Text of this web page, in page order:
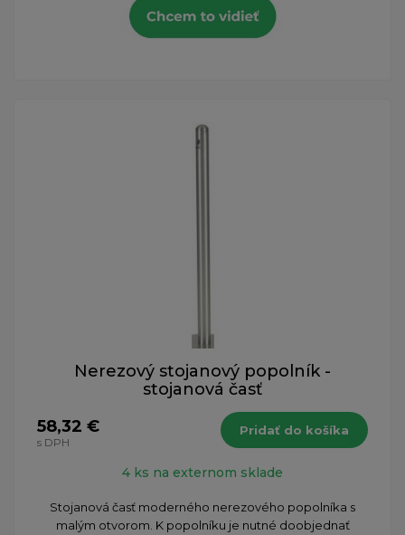
Nerezový stojanový popolník -
stojanová časť
58,32 €
s DPH
Pridať do košíka
4 ks na externom sklade
Stojanová časť moderného nerezového popolníka s
malým otvorom. K popolníku je nutné doobjednať